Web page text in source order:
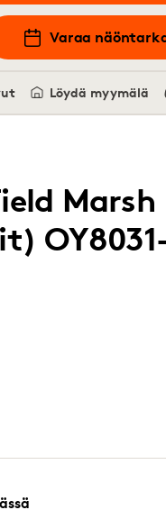
Varaa
Löydä myymälä
Marsh